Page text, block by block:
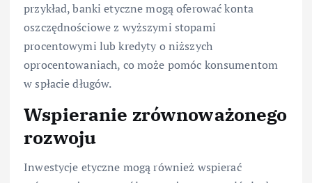
przykład, banki etyczne mogą oferować konta
oszczędnościowe z wyższymi stopami
procentowymi lub kredyty o niższych
oprocentowaniach, co może pomóc konsumentom
w spłacie długów.
Wspieranie zrównoważonego
rozwoju
Inwestycje etyczne mogą również wspierać